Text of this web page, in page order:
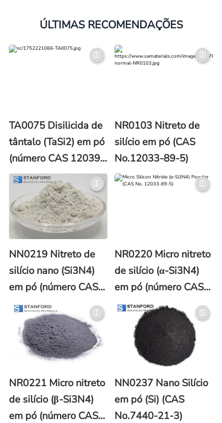
ÚLTIMAS RECOMENDAÇÕES
TA0075 Disilicida de
tântalo (TaSi2) em pó
(número CAS 12039-
79-1)
NR0103 Nitreto de
silício em pó (CAS
No.12033-89-5)
NN0219 Nitreto de
silício nano (Si3N4)
em pó (número CAS
12033-89-5)
NR0220 Micro nitreto
de silício (α-Si3N4)
em pó (número CAS
12033-89-5)
NR0221 Micro nitreto
de silício (β-Si3N4)
em pó (número CAS
NN0237 Nano Silício
em pó (Si) (CAS
No.7440-21-3)